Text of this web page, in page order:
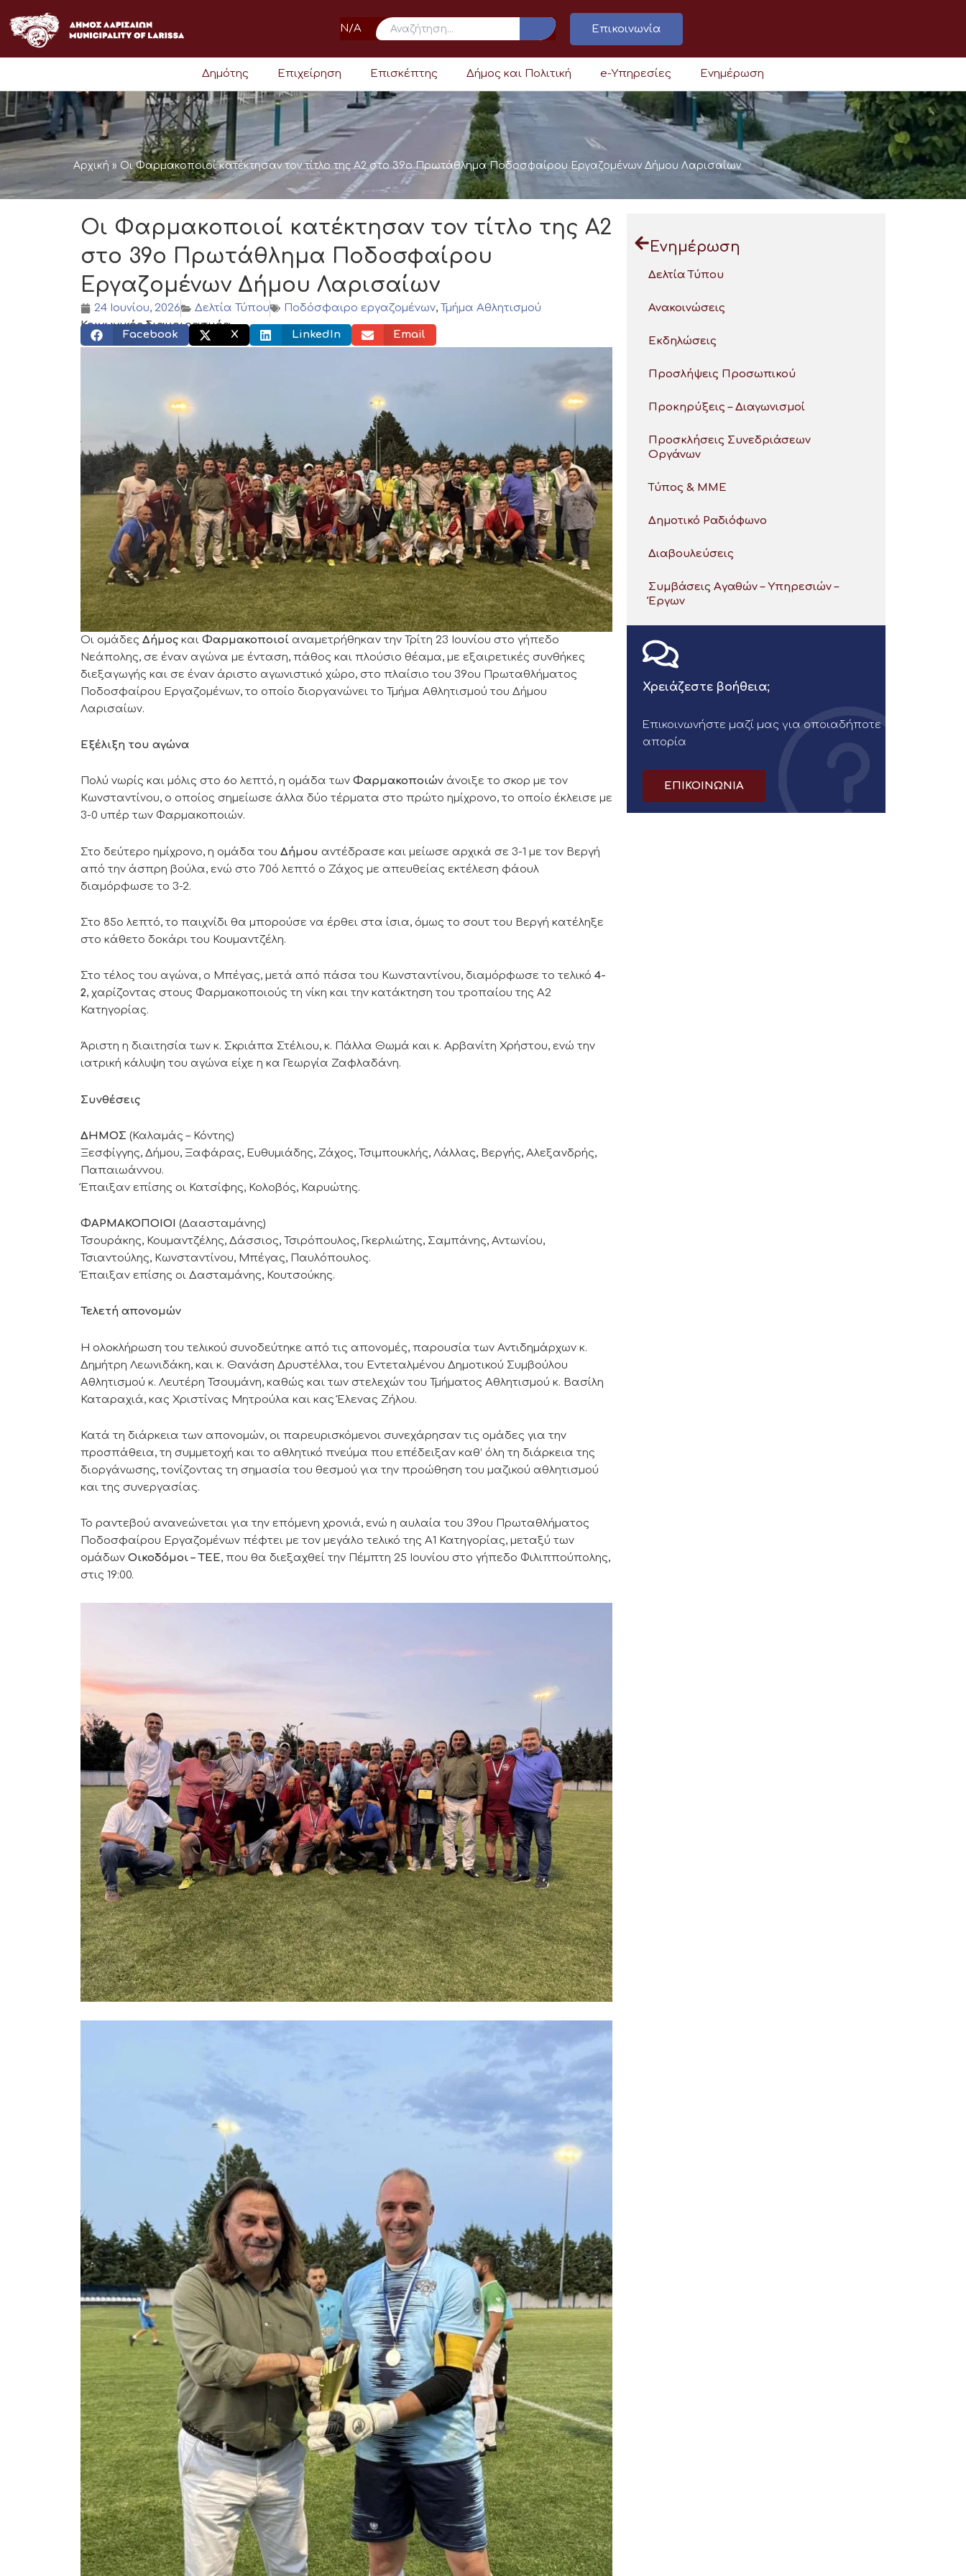
στο
περιεχόμενο
N/A Επικοινωνία
Δημότης Επιχείρηση Επισκέπτης Δήμος και Πολιτική e-Υπηρεσίες Ενημέρωση
Αρχική » Οι Φαρμακοποιοί κατέκτησαν τον τίτλο της Α2 στο 39ο Πρωτάθλημα Ποδοσφαίρου Εργαζομένων Δήμου Λαρισαίων
Οι Φαρμακοποιοί κατέκτησαν τον τίτλο της Α2
στο 39ο Πρωτάθλημα Ποδοσφαίρου
Εργαζομένων Δήμου Λαρισαίων
24 Ιουνίου, 2026 Δελτία Τύπου Ποδόσφαιρο εργαζομένων, Τμήμα Αθλητισμού
Κοινωνικός διαμοιρασμός:
Facebook X LinkedIn Email
Οι ομάδες Δήμος και Φαρμακοποιοί αναμετρήθηκαν την Τρίτη 23 Ιουνίου στο γήπεδο
Νεάπολης, σε έναν αγώνα με ένταση, πάθος και πλούσιο θέαμα, με εξαιρετικές συνθήκες
διεξαγωγής και σε έναν άριστο αγωνιστικό χώρο, στο πλαίσιο του 39ου Πρωταθλήματος
Ποδοσφαίρου Εργαζομένων, το οποίο διοργανώνει το Τμήμα Αθλητισμού του Δήμου
Λαρισαίων.
Εξέλιξη του αγώνα
Πολύ νωρίς και μόλις στο 6ο λεπτό, η ομάδα των Φαρμακοποιών άνοιξε το σκορ με τον
Κωνσταντίνου, ο οποίος σημείωσε άλλα δύο τέρματα στο πρώτο ημίχρονο, το οποίο έκλεισε με
3-0 υπέρ των Φαρμακοποιών.
Στο δεύτερο ημίχρονο, η ομάδα του Δήμου αντέδρασε και μείωσε αρχικά σε 3-1 με τον Βεργή
από την άσπρη βούλα, ενώ στο 70ό λεπτό ο Ζάχος με απευθείας εκτέλεση φάουλ
διαμόρφωσε το 3-2.
Στο 85ο λεπτό, το παιχνίδι θα μπορούσε να έρθει στα ίσια, όμως το σουτ του Βεργή κατέληξε
στο κάθετο δοκάρι του Κουμαντζέλη.
Στο τέλος του αγώνα, ο Μπέγας, μετά από πάσα του Κωνσταντίνου, διαμόρφωσε το τελικό 4-
2, χαρίζοντας στους Φαρμακοποιούς τη νίκη και την κατάκτηση του τροπαίου της Α2
Κατηγορίας.
Άριστη η διαιτησία των κ. Σκριάπα Στέλιου, κ. Πάλλα Θωμά και κ. Αρβανίτη Χρήστου, ενώ την
ιατρική κάλυψη του αγώνα είχε η κα Γεωργία Ζαφλαδάνη.
Συνθέσεις
ΔΗΜΟΣ (Καλαμάς – Κόντης)
Ξεσφίγγης, Δήμου, Ξαφάρας, Ευθυμιάδης, Ζάχος, Τσιμπουκλής, Λάλλας, Βεργής, Αλεξανδρής,
Παπαιωάννου.
Έπαιξαν επίσης οι Κατσίφης, Κολοβός, Καρυώτης.
ΦΑΡΜΑΚΟΠΟΙΟΙ (Δαασταμάνης)
Τσουράκης, Κουμαντζέλης, Δάσσιος, Τσιρόπουλος, Γκερλιώτης, Σαμπάνης, Αντωνίου,
Τσιαντούλης, Κωνσταντίνου, Μπέγας, Παυλόπουλος.
Έπαιξαν επίσης οι Δασταμάνης, Κουτσούκης.
Τελετή απονομών
Η ολοκλήρωση του τελικού συνοδεύτηκε από τις απονομές, παρουσία των Αντιδημάρχων κ.
Δημήτρη Λεωνιδάκη, και κ. Θανάση Δρυστέλλα, του Εντεταλμένου Δημοτικού Συμβούλου
Αθλητισμού κ. Λευτέρη Τσουμάνη, καθώς και των στελεχών του Τμήματος Αθλητισμού κ. Βασίλη
Καταραχιά, κας Χριστίνας Μητρούλα και κας Έλενας Ζήλου.
Κατά τη διάρκεια των απονομών, οι παρευρισκόμενοι συνεχάρησαν τις ομάδες για την
προσπάθεια, τη συμμετοχή και το αθλητικό πνεύμα που επέδειξαν καθ’ όλη τη διάρκεια της
διοργάνωσης, τονίζοντας τη σημασία του θεσμού για την προώθηση του μαζικού αθλητισμού
και της συνεργασίας.
Το ραντεβού ανανεώνεται για την επόμενη χρονιά, ενώ η αυλαία του 39ου Πρωταθλήματος
Ποδοσφαίρου Εργαζομένων πέφτει με τον μεγάλο τελικό της Α1 Κατηγορίας, μεταξύ των
ομάδων Οικοδόμοι – ΤΕΕ, που θα διεξαχθεί την Πέμπτη 25 Ιουνίου στο γήπεδο Φιλιππούπολης,
στις 19:00.
Ενημέρωση
Δελτία Τύπου
Ανακοινώσεις
Εκδηλώσεις
Προσλήψεις Προσωπικού
Προκηρύξεις – Διαγωνισμοί
Προσκλήσεις Συνεδριάσεων
Οργάνων
Τύπος & ΜΜΕ
Δημοτικό Ραδιόφωνο
Διαβουλεύσεις
Συμβάσεις Αγαθών – Υπηρεσιών –
Έργων
Χρειάζεστε βοήθεια;
Επικοινωνήστε μαζί μας για οποιαδήποτε
απορία
ΕΠΙΚΟΙΝΩΝΙΑ